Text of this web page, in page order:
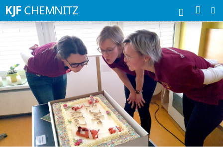
KJF CHEMNITZ Suchbegriffe